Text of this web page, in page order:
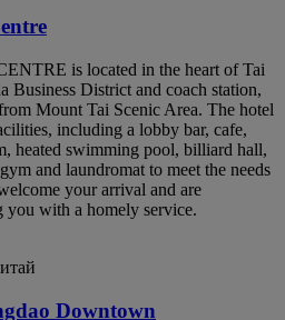
is located in the heart of Tai
Business District and coach station,
Mount Tai Scenic Area. The hotel
including a lobby bar, cafe,
heated swimming pool, billiard hall,
and laundromat to meet the needs
your arrival and are
with a homely service.
Downtown